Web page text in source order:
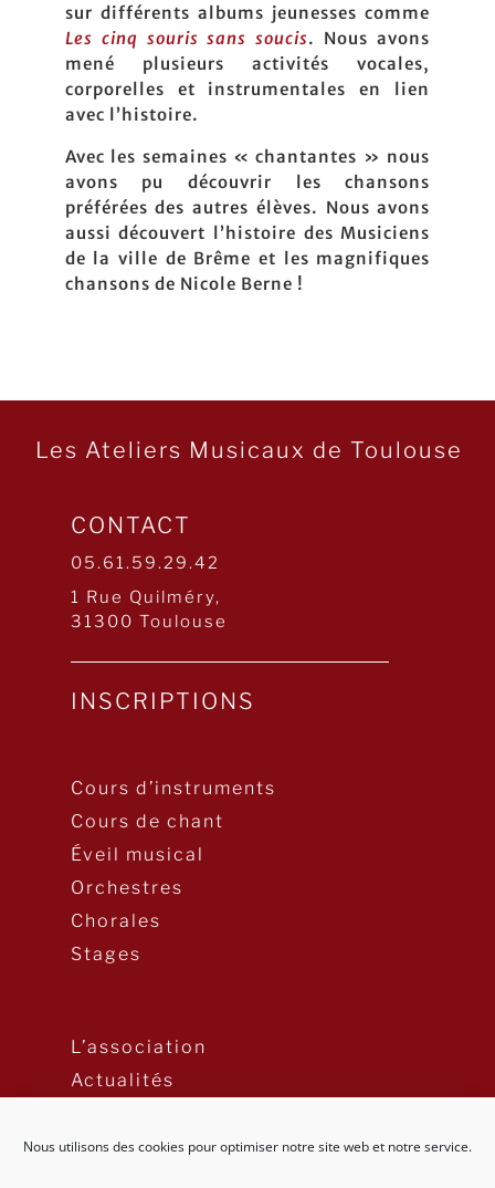
Nous utilisons des cookies pour optimiser notre site web et notre service.
sur différents albums jeunesses comme
Les cinq souris sans soucis. Nous avons
mené plusieurs activités vocales,
corporelles et instrumentales en lien
avec l’histoire.
Avec les semaines « chantantes » nous
avons pu découvrir les chansons
préférées des autres élèves. Nous avons
aussi découvert l’histoire des Musiciens
de la ville de Brême et les magnifiques
chansons de Nicole Berne !
Les Ateliers Musicaux de Toulouse
CONTACT
05.61.59.29.42
1 Rue Quilméry,
31300 Toulouse
INSCRIPTIONS
Cours d’instruments
Cours de chant
Éveil musical
Orchestres
Chorales
Stages
L’association
Actualités